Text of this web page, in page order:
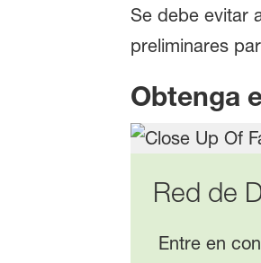
Se debe evitar
preliminares
Obtenga
Red de
Entre en